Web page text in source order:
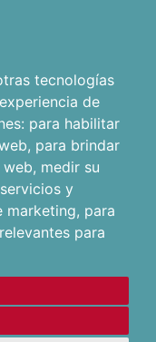
tecnologías
de
para habilitar
, para brindar
web, medir su
y
marketing, para
para